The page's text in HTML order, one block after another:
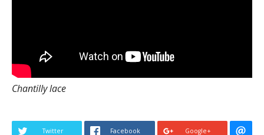
Chantilly lace
Twitter Facebook Google+